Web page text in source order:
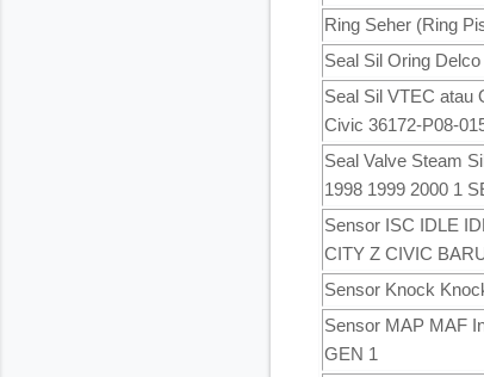
Ring Seher (Ring
Seal Sil Oring
Seal Sil VTEC atau
Civic 36172-P08-
Seal Valve Steam
1998 1999 2000 1
Sensor ISC IDLE
CITY Z CIVIC
Sensor Knock
Sensor MAP MAF
GEN 1